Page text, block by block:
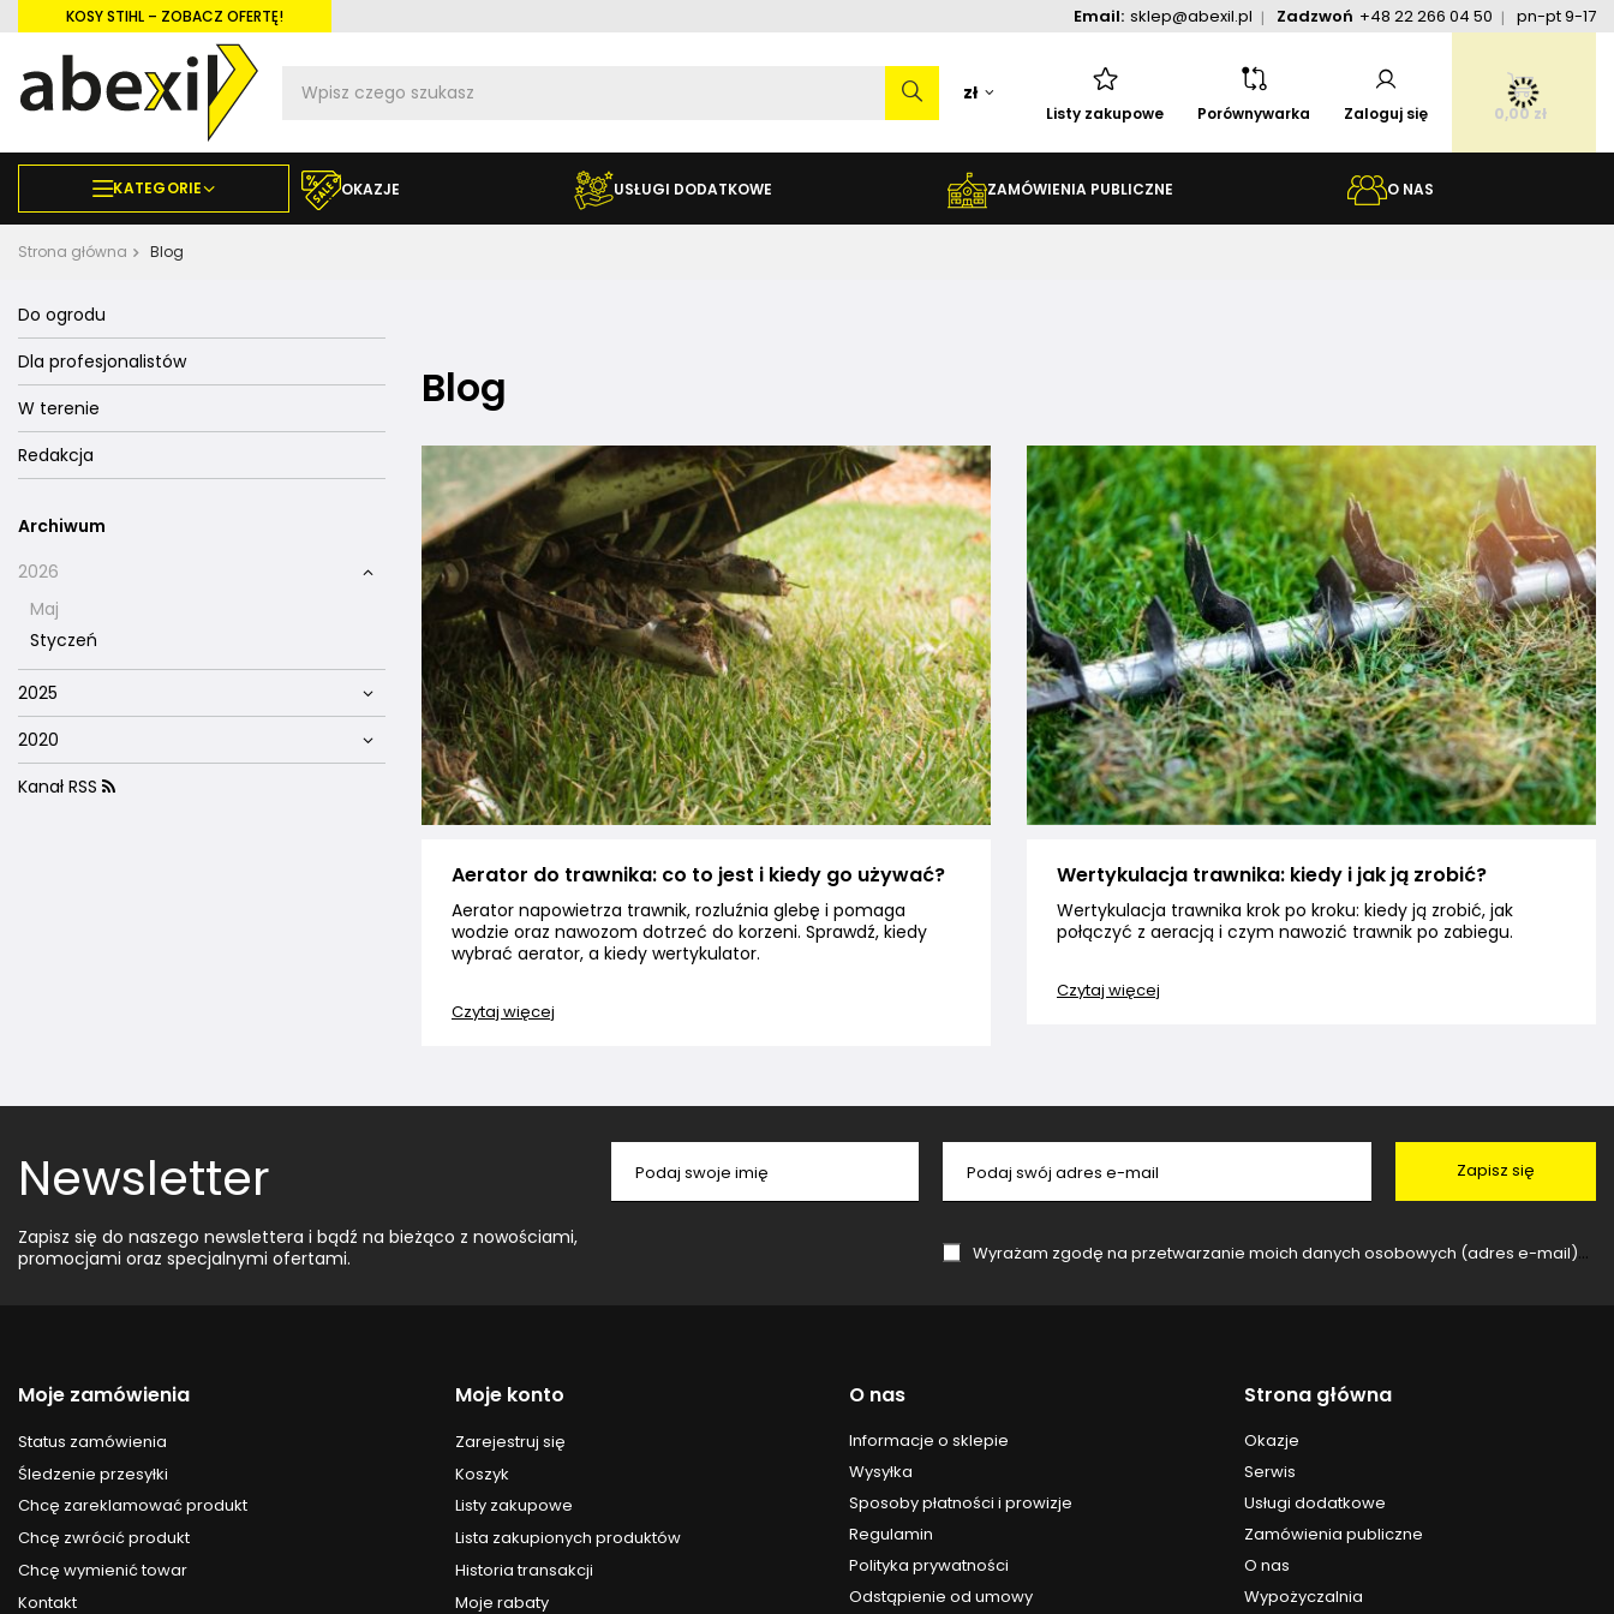
KOSY STIHL – ZOBACZ OFERTĘ! Email: sklep@abexil.pl Zadzwoń +48 22 266 04 50 pn-pt 9-17
zł
Listy zakupowe Porównywarka Zaloguj się 0,00 zł
KATEGORIE OKAZJE USŁUGI DODATKOWE ZAMÓWIENIA PUBLICZNE O NAS
Strona główna Blog
Do ogrodu
Dla profesjonalistów
W terenie
Redakcja
Archiwum
2026
Maj
Styczeń
2025
2020
Kanał RSS
Blog
Aerator do trawnika: co to jest i kiedy go używać?
Aerator napowietrza trawnik, rozluźnia glebę i pomaga
wodzie oraz nawozom dotrzeć do korzeni. Sprawdź, kiedy
wybrać aerator, a kiedy wertykulator.
Czytaj więcej
Wertykulacja trawnika: kiedy i jak ją zrobić?
Wertykulacja trawnika krok po kroku: kiedy ją zrobić, jak
połączyć z aeracją i czym nawozić trawnik po zabiegu.
Czytaj więcej
Newsletter
Zapisz się do naszego newslettera i bądź na bieżąco z nowościami,
promocjami oraz specjalnymi ofertami.
Podaj swoje imię Podaj swój adres e-mail
Wyrażam zgodę na przetwarzanie moich danych osobowych (adres e-mail) na potrzeby wysyłki newslettera z informacją handlową (marketing). Więcej w
Zapisz się
Moje zamówienia
Status zamówienia
Śledzenie przesyłki
Chcę zareklamować produkt
Chcę zwrócić produkt
Chcę wymienić towar
Kontakt
Moje konto
Zarejestruj się
Koszyk
Listy zakupowe
Lista zakupionych produktów
Historia transakcji
Moje rabaty
O nas
Informacje o sklepie
Wysyłka
Sposoby płatności i prowizje
Regulamin
Polityka prywatności
Odstąpienie od umowy
Strona główna
Okazje
Serwis
Usługi dodatkowe
Zamówienia publiczne
O nas
Wypożyczalnia